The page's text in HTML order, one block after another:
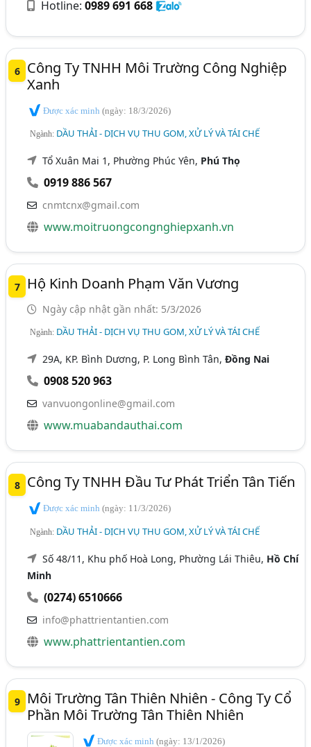
Hotline:0989 691 668
6
Công Ty TNHH Môi Trường Công Nghiệp
Xanh
Được xác minh(ngày: 18/3/2026)
Ngành: DẦU THẢI - DỊCH VỤ THU GOM, XỬ LÝ VÀ TÁI CHẾ
Tổ Xuân Mai 1, Phường Phúc Yên, Phú Thọ
0919 886 567
cnmtcnx@gmail.com
www.moitruongcongnghiepxanh.vn
7 Hộ Kinh Doanh Phạm Văn Vương
Ngày cập nhật gần nhất: 5/3/2026
Ngành: DẦU THẢI - DỊCH VỤ THU GOM, XỬ LÝ VÀ TÁI CHẾ
29A, KP. Bình Dương, P. Long Bình Tân,Đồng Nai
0908 520 963
vanvuongonline@gmail.com
www.muabandauthai.com
8 Công Ty TNHH Đầu Tư Phát Triển Tân Tiến
Được xác minh(ngày: 11/3/2026)
Ngành: DẦU THẢI - DỊCH VỤ THU GOM, XỬ LÝ VÀ TÁI CHẾ
Số 48/11, Khu phố Hoà Long, Phường Lái Thiêu, Hồ Chí
Minh
(0274) 6510666
info@phattrientantien.com
www.phattrientantien.com
9
Môi Trường Tân Thiên Nhiên - Công Ty Cổ
Phần Môi Trường Tân Thiên Nhiên
Được xác minh(ngày: 13/1/2026)